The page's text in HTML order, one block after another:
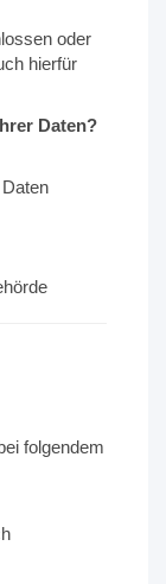
oder
hierfür
Daten?
folgendem